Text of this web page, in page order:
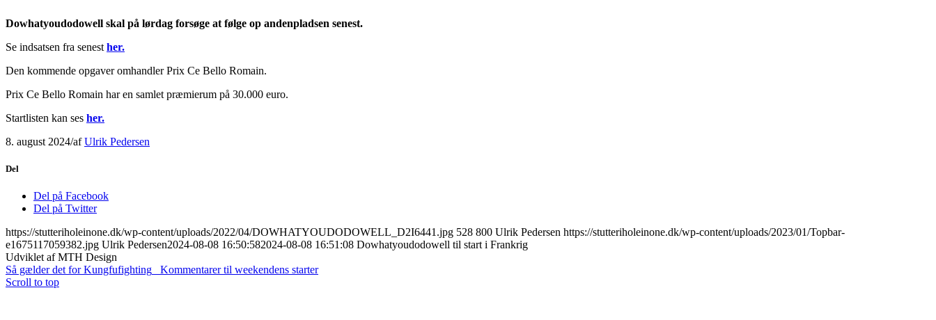
Dowhatyoudodowell skal på lørdag forsøge at følge op andenpladsen senest.
Se indsatsen fra senest her.
Den kommende opgaver omhandler Prix Ce Bello Romain.
Prix Ce Bello Romain har en samlet præmierum på 30.000 euro.
Startlisten kan ses her.
8. august 2024/afUlrik Pedersen
Del
Del på Facebook
Del på Twitter
https://stutteriholeinone.dk/wp-content/uploads/2022/04/DOWHATYOUDODOWELL_D2I6441.jpg 528 800 Ulrik Pedersen https://stutteriholeinone.dk/wp-content/uploads/2023/01/Topbar-
e1675117059382.jpg Ulrik Pedersen2024-08-08 16:50:582024-08-08 16:51:08 Dowhatyoudodowell til start i Frankrig
Udviklet af MTH Design
Så gælder det for Kungfufighting
Kommentarer til weekendens starter
Scroll to top